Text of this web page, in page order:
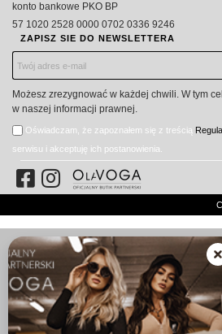
konto bankowe PKO BP
57 1020 2528 0000 0702 0336 9246
ZAPISZ SIE DO NEWSLETTERA
Możesz zrezygnować w każdej chwili. W tym
w naszej informacji prawnej.
Oświadczam, że zapoznałem się z treścią
serwisu i akceptuję ich postanowienia.